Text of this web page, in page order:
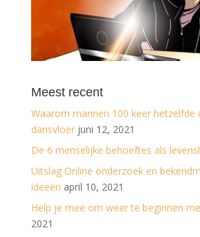
Meest recent
Waarom mannen 100 keer hetzelfde
dansvloer juni 12, 2021
De 6 menselijke behoeftes als
Uitslag Online onderzoek en
ideeën april 10, 2021
Help je mee om weer te beginnen
2021